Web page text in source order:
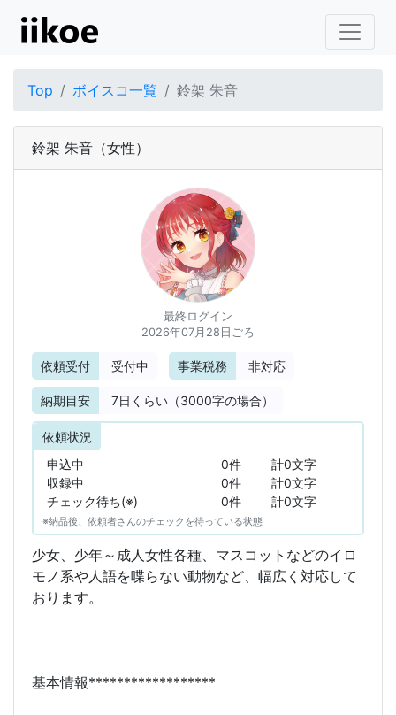
Top ボイスコ一覧 鈴架 朱音
鈴架 朱音 （女性）
最終ログイン
2026年07月28日ごろ
依頼受付 受付中 事業税務 非対応
納期目安 7日くらい（3000字の場合）
依頼状況
申込中
0件
計0文字
収録中
0件
計0文字
チェック待ち(※)
0件 計0文字
※納品後、依頼者さんのチェックを待っている状態
少女、少年～成人女性各種、マスコットなどのイロ
モノ系や人語を喋らない動物など、幅広く対応して
おります。
基本情報******************